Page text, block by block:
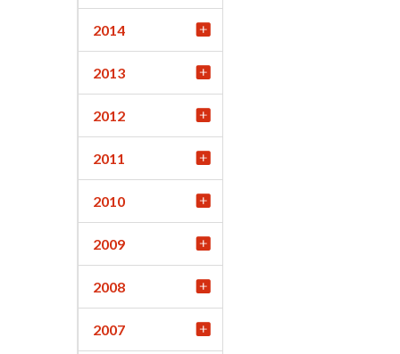
2014
2013
2012
2011
2010
2009
2008
2007